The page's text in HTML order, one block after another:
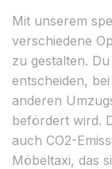
Mit unserem
verschiedene
zu gestalten.
entscheiden,
anderen
befördert wird.
auch CO2-
Möbeltaxi, das